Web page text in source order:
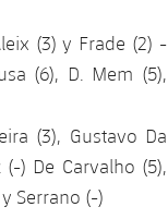
(3) y Frade (2) -
(6), D. Mem (5),
(3), Gustavo Da
) De Carvalho (5),
Serrano (-)